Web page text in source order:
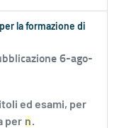
la formazione di
6-ago-
ed esami, per
per n.